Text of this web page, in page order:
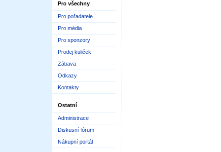
Pro všechny
Pro pořadatele
Pro média
Pro sponzory
Prodej kuliček
Zábava
Odkazy
Kontakty
Ostatní
Administrace
Diskusní fórum
Nákupní portál